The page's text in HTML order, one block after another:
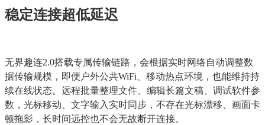
稳定连接超低延迟
无界趣连2.0搭载专属传输链路，会根据实时网络自动调整数
据传输规模，即便户外公共WiFi、移动热点环境，也能维持持
续在线状态。远程批量整理文件、编辑长篇文稿、调试软件参
数，光标移动、文字输入实时同步，不存在光标漂移、画面卡
顿拖影，长时间远控也不会无故断开连接。